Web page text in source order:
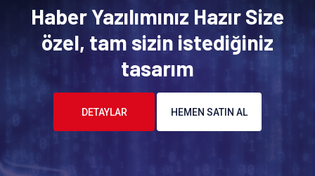
Haber Yazılımınız Hazır Size
özel, tam sizin istediğiniz
tasarım
DETAYLAR HEMEN SATIN AL